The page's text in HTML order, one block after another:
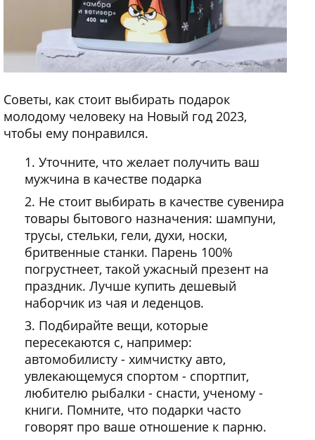
Советы, как стоит выбирать подарок
молодому человеку на Новый год 2023,
чтобы ему понравился.
Уточните, что желает получить ваш
мужчина в качестве подарка
Не стоит выбирать в качестве сувенира
товары бытового назначения: шампуни,
трусы, стельки, гели, духи, носки,
бритвенные станки. Парень 100%
погрустнеет, такой ужасный презент на
праздник. Лучше купить дешевый
наборчик из чая и леденцов.
Подбирайте вещи, которые
пересекаются с, например:
автомобилисту - химчистку авто,
увлекающемуся спортом - спортпит,
любителю рыбалки - снасти, ученому -
книги. Помните, что подарки часто
говорят про ваше отношение к парню.